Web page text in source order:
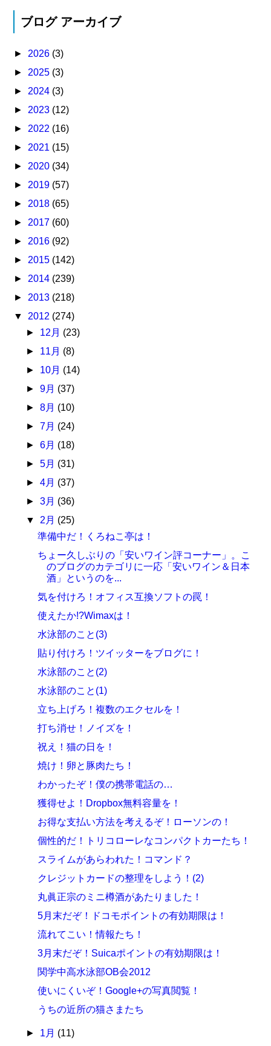
ブログ アーカイブ
► 2026 (3)
► 2025 (3)
► 2024 (3)
► 2023 (12)
► 2022 (16)
► 2021 (15)
► 2020 (34)
► 2019 (57)
► 2018 (65)
► 2017 (60)
► 2016 (92)
► 2015 (142)
► 2014 (239)
► 2013 (218)
▼ 2012 (274)
► 12月 (23)
► 11月 (8)
► 10月 (14)
► 9月 (37)
► 8月 (10)
► 7月 (24)
► 6月 (18)
► 5月 (31)
► 4月 (37)
► 3月 (36)
▼ 2月 (25)
準備中だ！くろねこ亭は！
ちょー久しぶりの「安いワイン評コーナー」。こ
のブログのカテゴリに一応「安いワイン＆日本
酒」というのを...
気を付けろ！オフィス互換ソフトの罠！
使えたか!?Wimaxは！
水泳部のこと(3)
貼り付けろ！ツイッターをブログに！
水泳部のこと(2)
水泳部のこと(1)
立ち上げろ！複数のエクセルを！
打ち消せ！ノイズを！
祝え！猫の日を！
焼け！卵と豚肉たち！
わかったぞ！僕の携帯電話の…
獲得せよ！Dropbox無料容量を！
お得な支払い方法を考えるぞ！ローソンの！
個性的だ！トリコローレなコンパクトカーたち！
スライムがあらわれた！コマンド？
クレジットカードの整理をしよう！(2)
丸眞正宗のミニ樽酒があたりました！
5月末だぞ！ドコモポイントの有効期限は！
流れてこい！情報たち！
3月末だぞ！Suicaポイントの有効期限は！
関学中高水泳部OB会2012
使いにくいぞ！Google+の写真閲覧！
うちの近所の猫さまたち
► 1月 (11)